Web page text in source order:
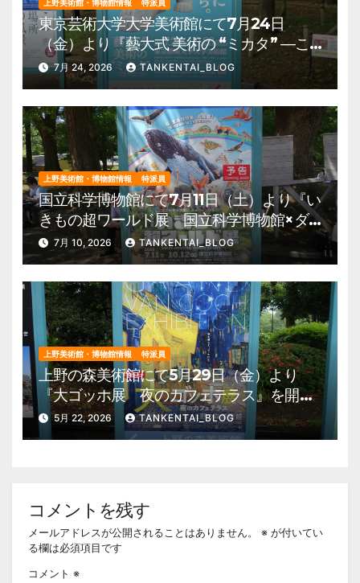
上野美術館・博物館情報 特派員
東京芸術大学大学美術館にて7月24日
（金）より『藝大式 美術の “ミカタ” ―こ
の夏、藝大生になる―』を開催。 上野公
園 美術館・博物館 混雑情報他
7月 24, 2026 TANKENTAI_BLOG
上野美術館・博物館情報 特派員
国立科学博物館にて7月11日（土）より『い
きもの超ワールド展 国立科学博物館×ダ
ーウィンが来た！』を開催。 上野公園
美術館・博物館 混雑情報他
7月 10, 2026 TANKENTAI_BLOG
上野美術館・博物館情報 特派員
上野の森美術館にて5月29日（金）より
『大ゴッホ展 夜のカフェテラス』を開
催。 上野公園 美術館・博物館 混雑情
報他
5月 22, 2026 TANKENTAI_BLOG
コメントを残す
メールアドレスが公開されることはありません。 ※ が付いてい
る欄は必須項目です
コメント ※